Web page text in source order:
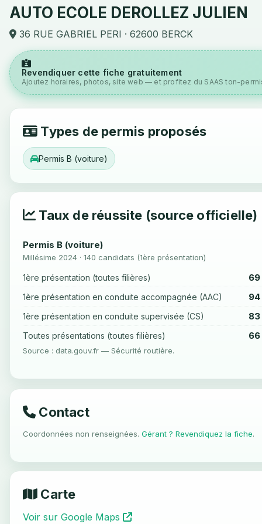
AUTO ECOLE DEROLLEZ JULIEN
36 RUE GABRIEL PERI · 62600 BERCK
Revendiquer cette fiche gratuitement
Ajoutez horaires, photos, site web — et profitez du SAAS ton-
Types de permis proposés
Permis B (voiture)
Taux de réussite (source officielle)
Permis B (voiture)
Millésime 2024 · 140 candidats (1ère présentation)
1ère présentation (toutes filières) 69
1ère présentation en conduite accompagnée (AAC) 94
1ère présentation en conduite supervisée (CS) 83
Toutes présentations (toutes filières) 66
Source : data.gouv.fr — Sécurité routière.
Contact
Coordonnées non renseignées. Gérant ? Revendiquez la fiche.
Carte
Voir sur Google Maps